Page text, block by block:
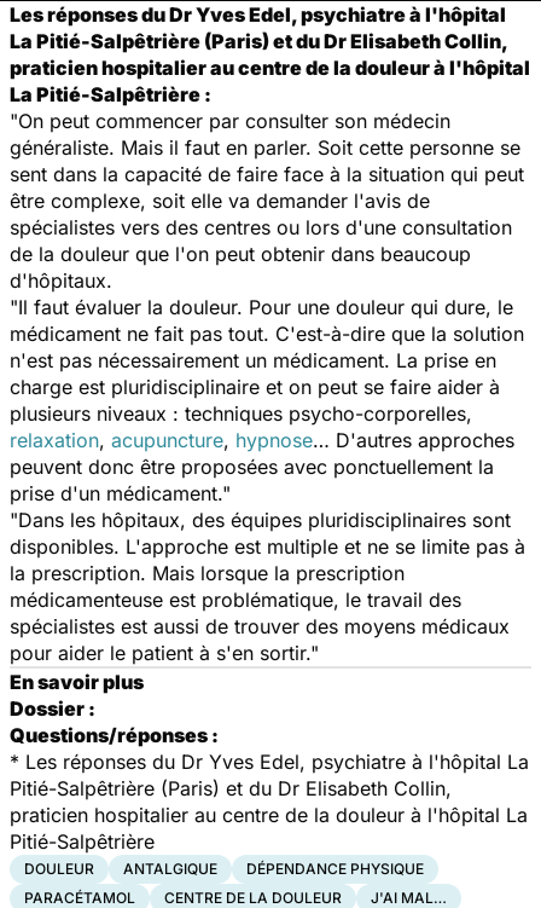
Les réponses du Dr Yves Edel, psychiatre à l'hôpital
La Pitié-Salpêtrière (Paris) et du Dr Elisabeth Collin,
praticien hospitalier au centre de la douleur à l'hôpital
La Pitié-Salpêtrière :
"On peut commencer par consulter son médecin
généraliste. Mais il faut en parler. Soit cette personne se
sent dans la capacité de faire face à la situation qui peut
être complexe, soit elle va demander l'avis de
spécialistes vers des centres ou lors d'une consultation
de la douleur que l'on peut obtenir dans beaucoup
d'hôpitaux.
"Il faut évaluer la douleur. Pour une douleur qui dure, le
médicament ne fait pas tout. C'est-à-dire que la solution
n'est pas nécessairement un médicament. La prise en
charge est pluridisciplinaire et on peut se faire aider à
plusieurs niveaux : techniques psycho-corporelles,
relaxation, acupuncture, hypnose… D'autres approches
peuvent donc être proposées avec ponctuellement la
prise d'un médicament."
"Dans les hôpitaux, des équipes pluridisciplinaires sont
disponibles. L'approche est multiple et ne se limite pas à
la prescription. Mais lorsque la prescription
médicamenteuse est problématique, le travail des
spécialistes est aussi de trouver des moyens médicaux
pour aider le patient à s'en sortir."
En savoir plus
Dossier :
Questions/réponses :
* Les réponses du Dr Yves Edel, psychiatre à l'hôpital La
Pitié-Salpêtrière (Paris) et du Dr Elisabeth Collin,
praticien hospitalier au centre de la douleur à l'hôpital La
Pitié-Salpêtrière
DOULEUR ANTALGIQUE
DÉPENDANCE PHYSIQUE
PARACÉTAMOL
CENTRE DE LA DOULEUR
J'AI MAL…